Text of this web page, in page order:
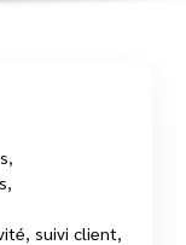
suivi client